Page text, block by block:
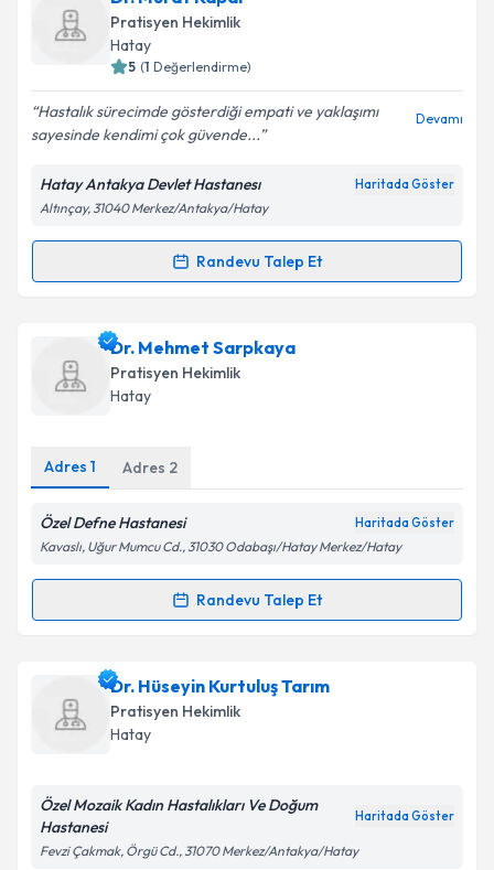
E-posta Adresiniz
Kişisel verilerimin işlenmesine ilişkinAydınlatma
Metni'ni okudum ve kişisel verilerimin belirtilen
Pratisyen Hekimlik
Hatay
5 (1 Değerlendirme)
Hastalık sürecimde gösterdiği empati ve yaklaşımı
sayesinde kendimi çok güvende...
Devamı
Hatay Antakya Devlet Hastanesı Haritada Göster
Altınçay, 31040 Merkez/Antakya/Hatay
Randevu Talep Et
Randevu Takvimi Talebi
Dr. Murat Kapariçin randevu takvimi talebi
oluşturun. Size bu uzmandan randevu almanız için bir
takvim hazırlandığında e-posta ile bilgilendireceğiz.
Kişisel verilerimin işlenmesine ilişkinAydınlatma
kapsamda işlenmesini kabul ediyorum.
Dr. Mehmet Sarpkaya
Pratisyen Hekimlik
Hatay
Adres 1 Adres 2
Özel Defne Hastanesi Haritada Göster
Kavaslı, Uğur Mumcu Cd., 31030 Odabaşı/Hatay Merkez/Hatay
Randevu Talep Et
Randevu Takvimi Talebi
Dr. Mehmet Sarpkayaiçin randevu takvimi talebi
oluşturun. Size bu uzmandan randevu almanız için bir
takvim hazırlandığında e-posta ile bilgilendireceğiz.
Dr. Hüseyin Kurtuluş Tarım
Pratisyen Hekimlik
Hatay
Özel Mozaik Kadın Hastalıkları Ve Doğum
Hastanesi
Haritada Göster
Fevzi Çakmak, Örgü Cd., 31070 Merkez/Antakya/Hatay